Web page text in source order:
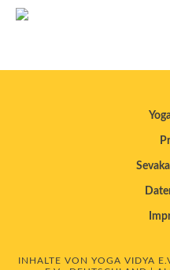
INHALTE VON YOGA VIDYA